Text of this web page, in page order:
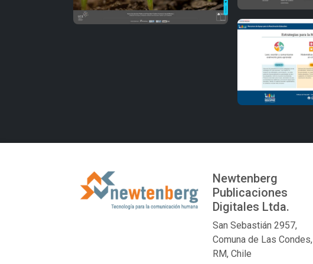
Newtenberg
Publicaciones
Digitales Ltda.
San Sebastián 2957,
Comuna de Las Condes,
RM, Chile